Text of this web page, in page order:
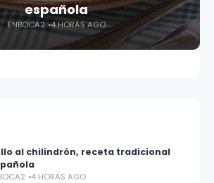
española
ENBOCA2 4 HORAS AGO
al chilindrón, receta tradicional
4 HORAS AGO